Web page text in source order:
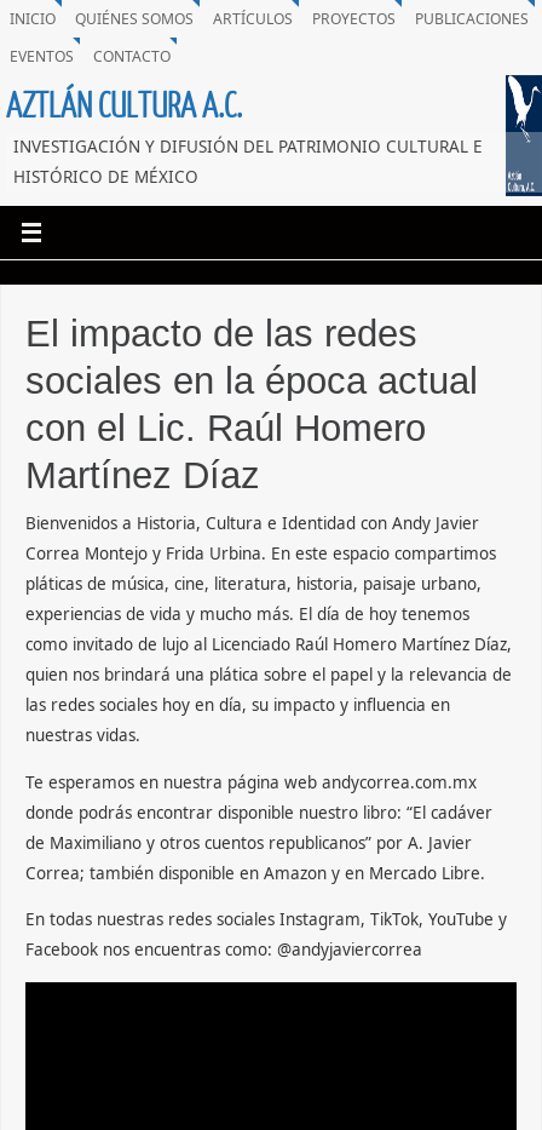
INICIO QUIÉNES SOMOS ARTÍCULOS PROYECTOS
PUBLICACIONES
EVENTOS
CONTACTO
AZTLÁN CULTURA A.C.
INVESTIGACIÓN Y DIFUSIÓN DEL PATRIMONIO CULTURAL E
HISTÓRICO DE MÉXICO
El impacto de las redes
sociales en la época actual
con el Lic. Raúl Homero
Martínez Díaz
Bienvenidos a Historia, Cultura e Identidad con Andy Javier
Correa Montejo y Frida Urbina. En este espacio compartimos
pláticas de música, cine, literatura, historia, paisaje urbano,
experiencias de vida y mucho más. El día de hoy tenemos
como invitado de lujo al Licenciado Raúl Homero Martínez Díaz,
quien nos brindará una plática sobre el papel y la relevancia de
las redes sociales hoy en día, su impacto y influencia en
nuestras vidas.
Te esperamos en nuestra página web andycorrea.com.mx
donde podrás encontrar disponible nuestro libro: “El cadáver
de Maximiliano y otros cuentos republicanos” por A. Javier
Correa; también disponible en Amazon y en Mercado Libre.
En todas nuestras redes sociales Instagram, TikTok, YouTube y
Facebook nos encuentras como: @andyjaviercorrea